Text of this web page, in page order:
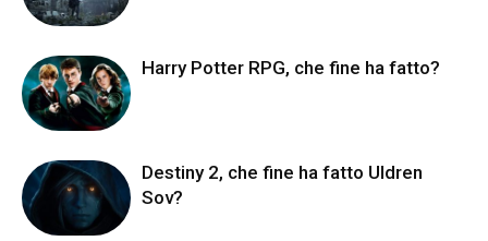
Harry Potter RPG, che fine ha fatto?
Destiny 2, che fine ha fatto Uldren
Sov?